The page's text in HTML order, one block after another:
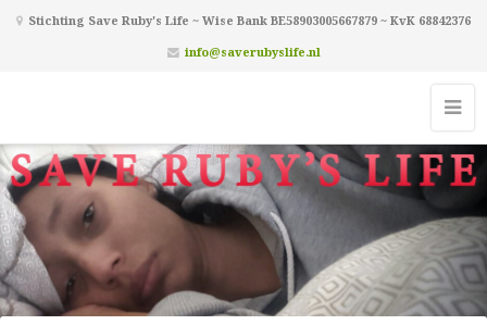
Stichting Save Ruby's Life ~ Wise Bank BE58903005667879 ~ KvK 68842376
info@saverubyslife.nl